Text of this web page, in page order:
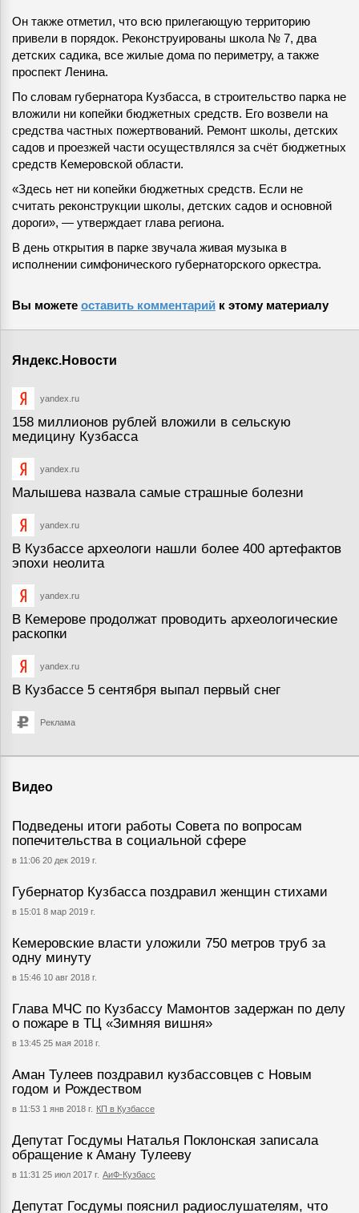
Он также отметил, что всю прилегающую территорию
привели в порядок. Реконструированы школа № 7, два
детских садика, все жилые дома по периметру, а также
проспект Ленина.
По словам губернатора Кузбасса, в строительство парка не
вложили ни копейки бюджетных средств. Его возвели на
средства частных пожертвований. Ремонт школы, детских
садов и проезжей части осуществлялся за счёт бюджетных
средств Кемеровской области.
«Здесь нет ни копейки бюджетных средств. Если не
считать реконструкции школы, детских садов и основной
дороги», — утверждает глава региона.
В день открытия в парке звучала живая музыка в
исполнении симфонического губернаторского оркестра.
Вы можете оставить комментарий к этому материалу
Яндекс.Новости
yandex.ru
158 миллионов рублей вложили в сельскую
медицину Кузбасса
yandex.ru
Малышева назвала самые страшные болезни
yandex.ru
В Кузбассе археологи нашли более 400 артефактов
эпохи неолита
yandex.ru
В Кемерове продолжат проводить археологические
раскопки
yandex.ru
В Кузбассе 5 сентября выпал первый снег
Реклама
Видео
Подведены итоги работы Совета по вопросам
попечительства в социальной сфере
в 11:06 20 дек 2019 г.
Губернатор Кузбасса поздравил женщин стихами
в 15:01 8 мар 2019 г.
Кемеровские власти уложили 750 метров труб за
одну минуту
в 15:46 10 авг 2018 г.
Глава МЧС по Кузбассу Мамонтов задержан по делу
о пожаре в ТЦ «Зимняя вишня»
в 13:45 25 мая 2018 г.
Аман Тулеев поздравил кузбассовцев с Новым
годом и Рождеством
в 11:53 1 янв 2018 г. КП в Кузбассе
Депутат Госдумы Наталья Поклонская записала
обращение к Аману Тулееву
в 11:31 25 июл 2017 г. АиФ-Кузбасс
Депутат Госдумы пояснил радиослушателям, что